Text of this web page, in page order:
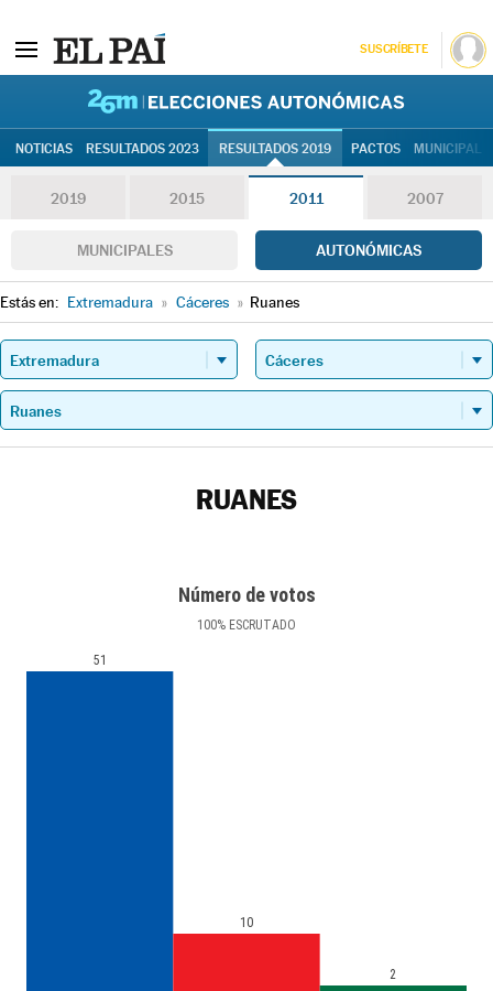
SUSCRÍBETE
NOTICIAS RESULTADOS 2023 RESULTADOS 2019 PACTOS
2019 2015 2011 2007
MUNICIPALES AUTONÓMICAS
Estás en: Extremadura » Cáceres » Ruanes
RUANES
Número de votos
100% ESCRUTADO
51
10
2